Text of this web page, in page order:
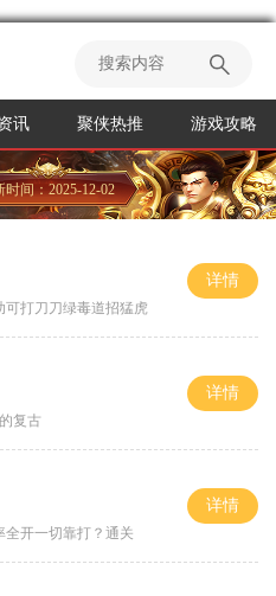
讯 聚侠热推 游戏攻略
时间：2025-12-02
可打刀刀绿毒道招猛虎
详情
复古
详情
全开一切靠打？通关
详情